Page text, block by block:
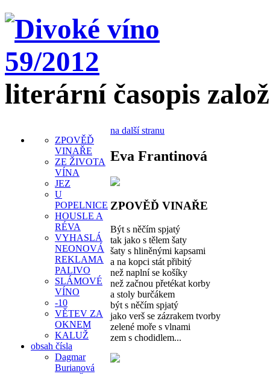
literární časopis
ZPOVĚĎ
VINAŘE
ZE ŽIVOTA
VÍNA
JEZ
U
POPELNICE
HOUSLE A
RÉVA
VYHASLÁ
NEONOVÁ
REKLAMA
PALIVO
SLÁMOVÉ
VÍNO
-10
VĚTEV ZA
OKNEM
KALUŽ
obsah čísla
Dagmar
Burianová
na další stranu
Eva Frantinová
ZPOVĚĎ VINAŘE
Být s něčím spjatý
tak jako s tělem šaty
šaty s hliněnými kapsami
a na kopci stát přibitý
než naplní se košíky
než začnou přetékat korby
a stoly burčákem
být s něčím spjatý
jako verš se zázrakem tvorby
zelené moře s vlnami
zem s chodidlem...